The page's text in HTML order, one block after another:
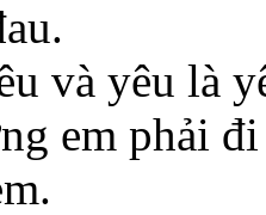
và yêu là
em phải